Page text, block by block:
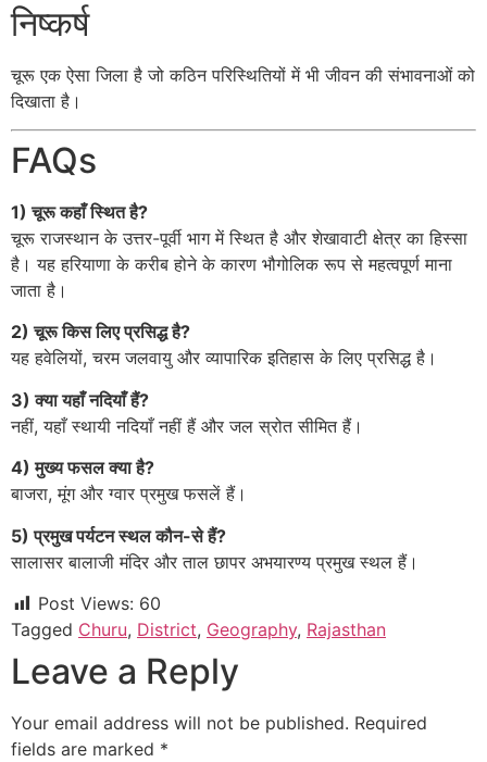
निष्कर्ष
चूरू एक ऐसा जिला है जो कठिन परिस्थितियों में भी जीवन की संभावनाओं को
दिखाता है।
FAQs
1) चूरू कहाँ स्थित है?
चूरू राजस्थान के उत्तर-पूर्वी भाग में स्थित है और शेखावाटी क्षेत्र का हिस्सा
है। यह हरियाणा के करीब होने के कारण भौगोलिक रूप से महत्वपूर्ण माना
जाता है।
2) चूरू किस लिए प्रसिद्ध है?
यह हवेलियों, चरम जलवायु और व्यापारिक इतिहास के लिए प्रसिद्ध है।
3) क्या यहाँ नदियाँ हैं?
नहीं, यहाँ स्थायी नदियाँ नहीं हैं और जल स्रोत सीमित हैं।
4) मुख्य फसल क्या है?
बाजरा, मूंग और ग्वार प्रमुख फसलें हैं।
5) प्रमुख पर्यटन स्थल कौन-से हैं?
सालासर बालाजी मंदिर और ताल छापर अभयारण्य प्रमुख स्थल हैं।
Post Views: 60
Tagged Churu, District, Geography, Rajasthan
Leave a Reply
Your email address will not be published. Required
fields are marked *